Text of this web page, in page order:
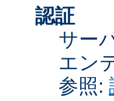
認証
サー
エン
参照: